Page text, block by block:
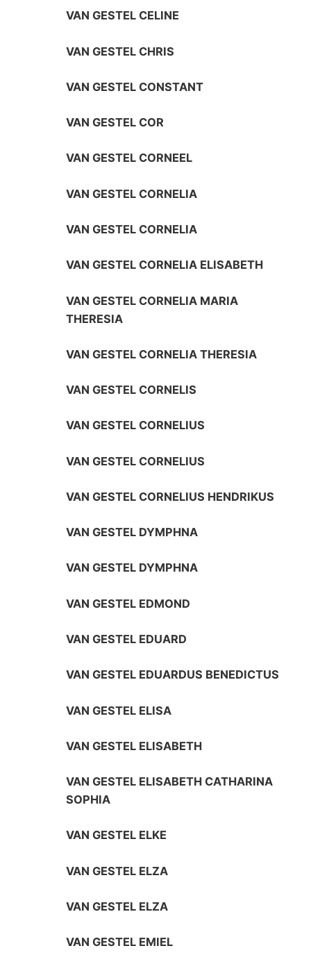
VAN GESTEL CELINE
VAN GESTEL CHRIS
VAN GESTEL CONSTANT
VAN GESTEL COR
VAN GESTEL CORNEEL
VAN GESTEL CORNELIA
VAN GESTEL CORNELIA
VAN GESTEL CORNELIA ELISABETH
VAN GESTEL CORNELIA MARIA
THERESIA
VAN GESTEL CORNELIA THERESIA
VAN GESTEL CORNELIS
VAN GESTEL CORNELIUS
VAN GESTEL CORNELIUS
VAN GESTEL CORNELIUS HENDRIKUS
VAN GESTEL DYMPHNA
VAN GESTEL DYMPHNA
VAN GESTEL EDMOND
VAN GESTEL EDUARD
VAN GESTEL EDUARDUS BENEDICTUS
VAN GESTEL ELISA
VAN GESTEL ELISABETH
VAN GESTEL ELISABETH CATHARINA
SOPHIA
VAN GESTEL ELKE
VAN GESTEL ELZA
VAN GESTEL ELZA
VAN GESTEL EMIEL